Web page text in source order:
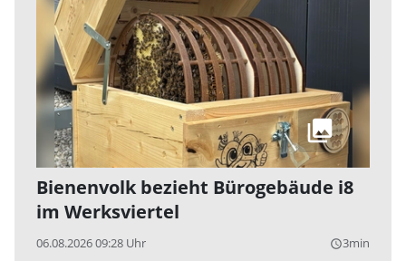
Bienenvolk bezieht Bürogebäude i8
im Werksviertel
06.08.2026 09:28 Uhr query_builder3min